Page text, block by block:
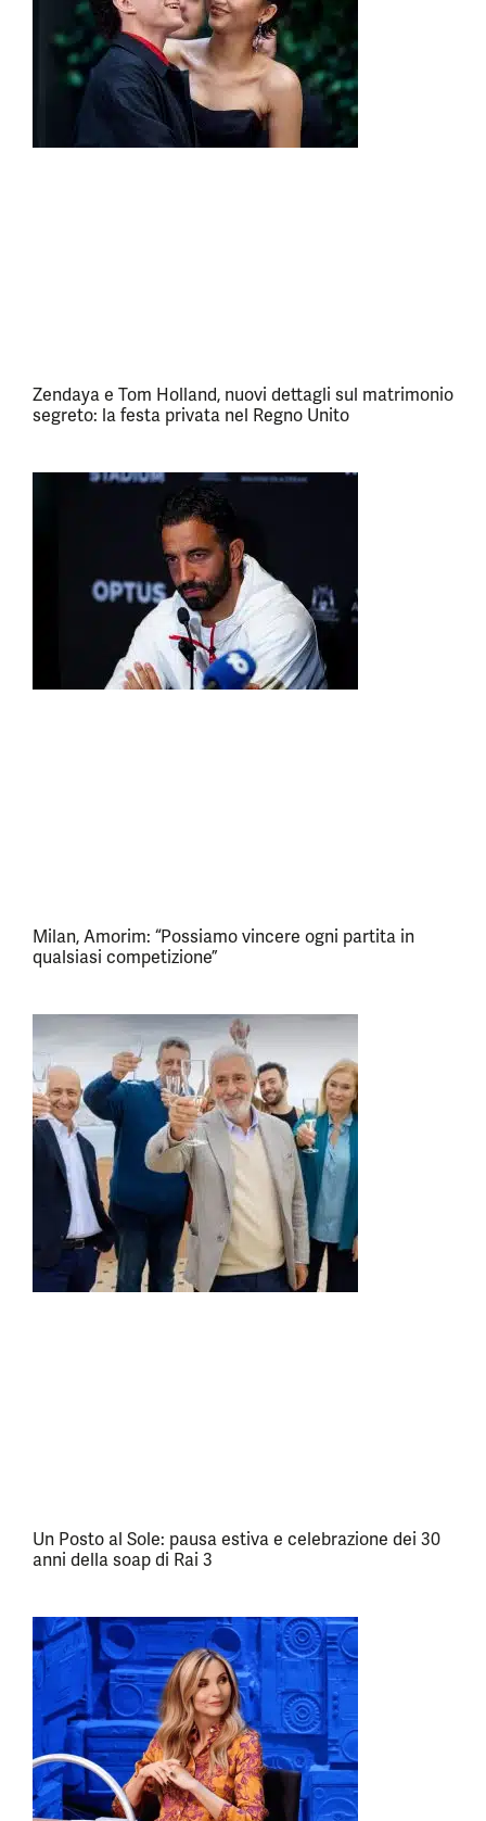
Zendaya e Tom Holland, nuovi dettagli sul matrimonio
segreto: la festa privata nel Regno Unito
Milan, Amorim: “Possiamo vincere ogni partita in
qualsiasi competizione”
Un Posto al Sole: pausa estiva e celebrazione dei 30
anni della soap di Rai 3